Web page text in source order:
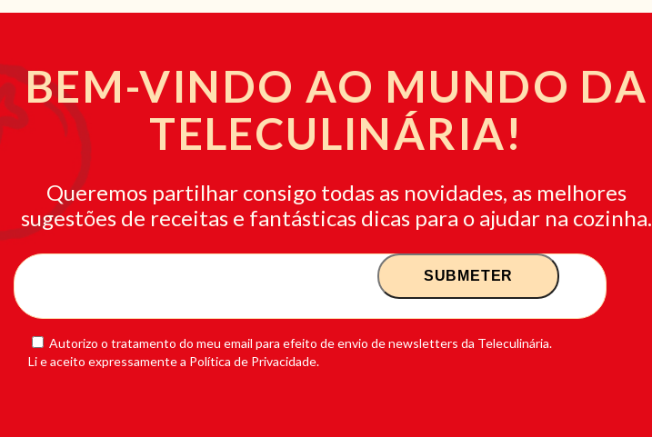
BEM-VINDO AO MUNDO DA
TELECULINÁRIA!
Queremos partilhar consigo todas as novidades, as melhores
sugestões de receitas e fantásticas dicas para o ajudar na cozinha.
Autorizo o tratamento do meu email para efeito de envio de newsletters da Teleculinária.
Li e aceito expressamente a Política de Privacidade.